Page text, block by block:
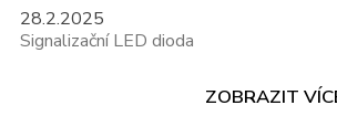
28.2.2025
Signalizační LED dioda
ZOBRAZIT